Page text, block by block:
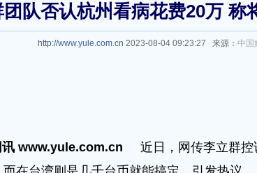
队否认杭州看病花费20万 称
http://www.yule.com.cn 2023-08-04 09:23:27 来源： 中国
讯 www.yule.com.cn 近日，网传李立群